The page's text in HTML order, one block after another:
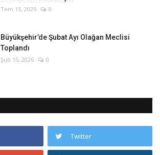
Tem 15, 2026 0
Büyükşehir’de Şubat Ayı Olağan Meclisi
Toplandı
Şub 15, 2026 0
Twitter